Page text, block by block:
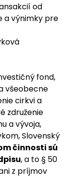
od
a výnimky pre
fond,
všeobecne
cirkvi a
združenie
a vývoja,
Slovenský
činnosti sú
, a to § 50
z príjmov